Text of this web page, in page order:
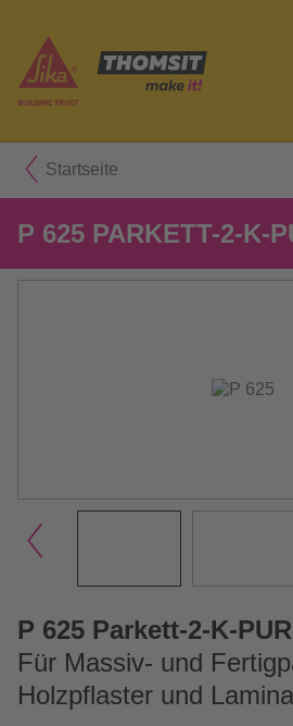
Startseite
P 625 PARKETT-2-K-
P 625 Parkett-2-K-
Für Massiv- und
Holzpflaster und